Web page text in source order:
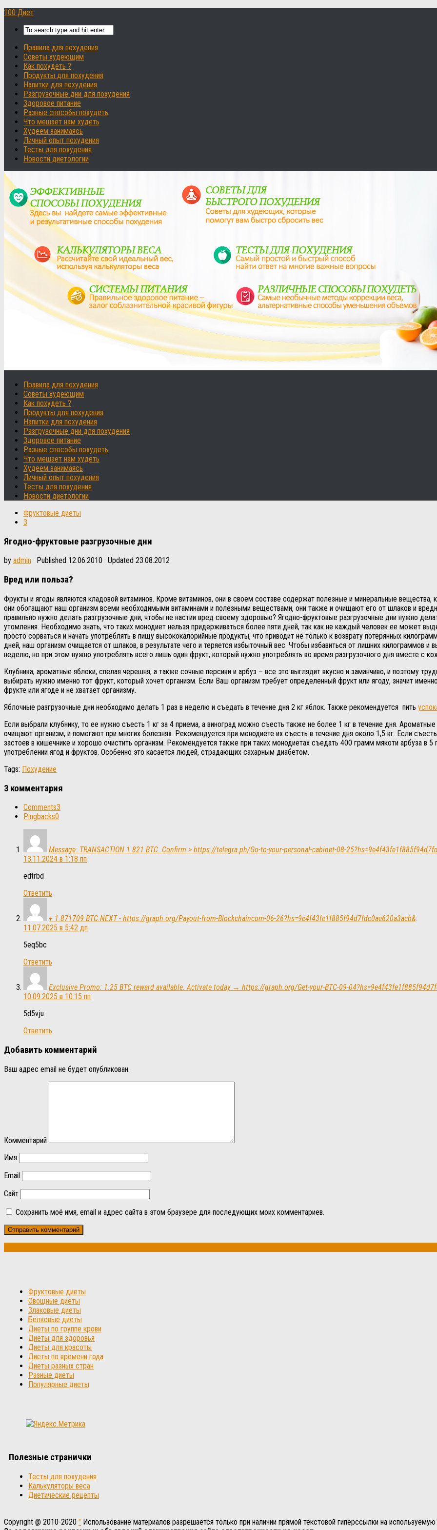
100 Диет
Правила для похудения
Советы худеющим
Как похудеть ?
Продукты для похудения
Напитки для похудения
Разгрузочные дни для похудения
Здоровое питание
Разные способы похудеть
Что мешает нам худеть
Худеем занимаясь
Личный опыт похудения
Тесты для похудения
Новости диетологии
Правила для похудения
Советы худеющим
Как похудеть ?
Продукты для похудения
Напитки для похудения
Разгрузочные дни для похудения
Здоровое питание
Разные способы похудеть
Что мешает нам худеть
Худеем занимаясь
Личный опыт похудения
Тесты для похудения
Новости диетологии
Фруктовые диеты
3
Ягодно-фруктовые разгрузочные дни
by admin · Published 12.06.2010 · Updated 23.08.2012
Вред или польза?
Фрукты и ягоды являются кладовой витаминов. Кроме витаминов, они в своем составе содержат полезные и минеральные
они обогащают наш организм всеми необходимыми витаминами и полезными веществами, они также и очищают его от шлаков и
правильно нужно делать разгрузочные дни, чтобы не настии вред своему здоровью? Ягодно-фруктовые разгрузочные дни нужно
утомления. Необходимо знать, что таких монодиет нельзя придерживаться более пяти дней, так как не каждый человек ее может
просто сорваться и начать употреблять в пищу высококалорийные продукты, что приводит не только к возврату потерянных
дней, наш организм очищается от шлаков, в результате чего и теряется избыточный вес. Чтобы избавиться от лишних килограммов
неделю, но при этом нужно употреблять всего лишь один фрукт, который нужно употреблять во время разгрузочного дня вместе с
Клубника, ароматные яблоки, спелая черешня, а также сочные персики и арбуз – все это выглядит вкусно и заманчиво, и поэтому
выбирать нужно именно тот фрукт, который хочет организм. Если Ваш организм требует определенный фрукт или ягоду, значит
фрукте или ягоде и не хватает организму.
Яблочные разгрузочные дни необходимо делать 1 раз в неделю и съедать в течение дня 2 кг яблок. Также рекомендуется пить
Если выбрали клубнику, то ее нужно съесть 1 кг за 4 приема, а виноград можно съесть также не более 1 кг в течение дня.
очищают организм, и помогают при многих болезнях. Рекомендуется при монодиете их съесть в течение дня около 1,5 кг. Если
застоев в кишечнике и хорошо очистить организм. Рекомендуется также при таких монодиетах съедать 400 грамм мякоти арбуза в
употреблении ягод и фруктов. Особенно это касается людей, страдающих сахарным диабетом.
Tags: Похудение
3 комментария
Comments3
Pingbacks0
Message: TRANSACTION 1.821 BTC. Confirm > https://telegra.ph/Go-to-your-personal-cabinet-08-
13.11.2024 в 1:18 пп
edtrbd
Ответить
+ 1.871709 BTC.NEXT - https://graph.org/Payout-from-Blockchaincom-06-26?hs=9e4f43fe1f885f94d7fdc0ae620a3acb&:
11.07.2025 в 5:42 дп
5eq5bc
Ответить
Exclusive Promo: 1.25 BTC reward available. Activate today → https://graph.org/Get-your-BTC-09-
10.09.2025 в 10:15 пп
5d5vju
Ответить
Добавить комментарий
Ваш адрес email не будет опубликован.
Комментарий
Имя
Email
Сайт
Сохранить моё имя, email и адрес сайта в этом браузере для последующих моих комментариев.
Фруктовые диеты
Овощные диеты
Злаковые диеты
Белковые диеты
Диеты по группе крови
Диеты для здоровья
Диеты для красоты
Диеты по времени года
Диеты разных стран
Разные диеты
Популярные диеты
Полезные странички
Тесты для похудения
Калькуляторы веса
Диетические рецепты
Copyright @ 2010-2020 " Использование материалов разрешается только при наличии прямой текстовой гиперссылки на